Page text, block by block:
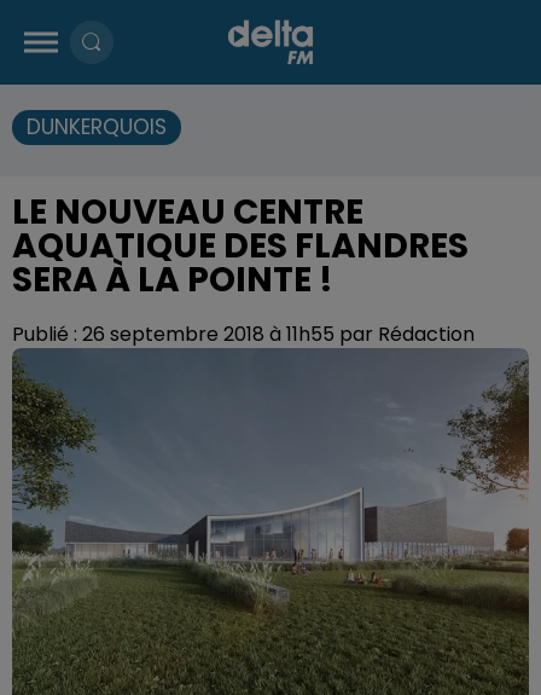
DUNKERQUOIS
LE NOUVEAU CENTRE
AQUATIQUE DES FLANDRES
SERA À LA POINTE !
Publié : 26 septembre 2018 à 11h55 par Rédaction